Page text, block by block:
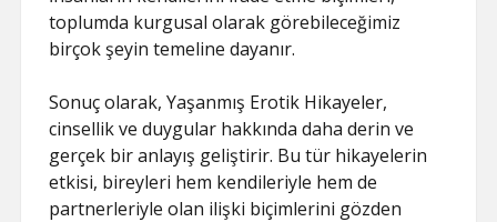
toplumda kurgusal olarak görebileceğimiz
birçok şeyin temeline dayanır.
Sonuç olarak, Yaşanmış Erotik Hikayeler,
cinsellik ve duygular hakkında daha derin ve
gerçek bir anlayış geliştirir. Bu tür hikayelerin
etkisi, bireyleri hem kendileriyle hem de
partnerleriyle olan ilişki biçimlerini gözden